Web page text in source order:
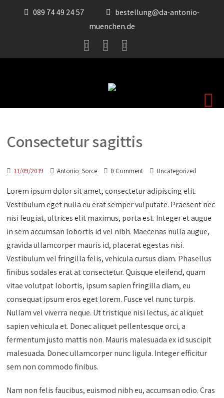
089 74 49 24 57
bestellung@da-antonio-
muenchen.de
Consectetur sagittis
11/09/2019 Antonio_Sorce 0 Comment Uncategorized
Lorem ipsum dolor sit amet, consectetur adipiscing elit.
Vestibulum eget nulla eu erat semper vulputate. Praesent nec
nisi feugiat, ultrices elit maximus, porta est. Integer et augue
in sem accumsan lobortis id vel nibh. Maecenas nulla augue,
gravida ullamcorper mauris id, placerat egestas nisi.
Vestibulum vel fringilla felis, vehicula cursus diam. Phasellus
finibus sodales erat at consectetur. Quisque eleifend, quam
vitae volutpat lobortis, ipsum sapien fringilla diam, eu
consequat ipsum eros eget lorem. Fusce vel nunc turpis.
Nullam vel viverra neque. Ut tristique nisi lectus, ac aliquet
sapien vehicula et. Donec aliquet pellentesque orci, a
fermentum justo mattis non. Mauris malesuada ex id suscipit
malesuada. Donec ullamcorper nunc ligula. Integer efficitur
sem non commodo finibus.
Nam non felis faucibus, euismod nibh eu, accumsan odio. Cras